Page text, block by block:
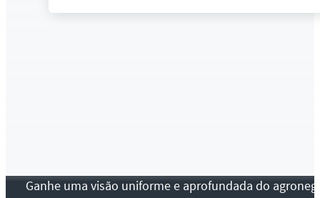
Ganhe uma visão uniforme e aprofundada do